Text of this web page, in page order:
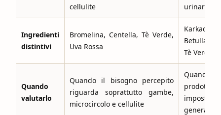
cellulite
urinarie
Ingredienti
distintivi
Bromelina, Centella, Tè Verde,
Uva Rossa
Betulla,
Tè Verde
Quando
valutarlo
Quando il bisogno percepito
riguarda soprattutto gambe,
microcircolo e cellulite
generale